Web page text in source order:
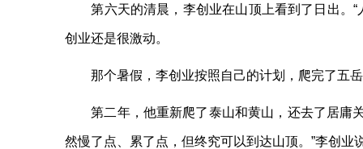
第六天的清晨，李创业在山顶上看到了日出。“
创业还是很激动。
那个暑假，李创业按照自己的计划，爬完了五岳
第二年，他重新爬了泰山和黄山，还去了居庸关
然慢了点、累了点，但终究可以到达山顶。”李创业